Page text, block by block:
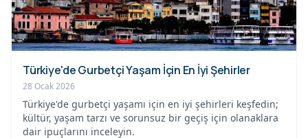
Türkiye'de Gurbetçi Yaşam İçin En İyi Şehirler
28 Ocak 2026
Türkiye'de gurbetçi yaşamı için en iyi şehirleri keşfedin;
kültür, yaşam tarzı ve sorunsuz bir geçiş için olanaklara
dair ipuçlarını inceleyin.